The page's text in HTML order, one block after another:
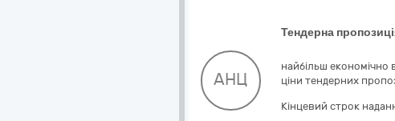
Тендерна
АНЦ
найбільш економічно
ціни тендерних
Кінцевий строк